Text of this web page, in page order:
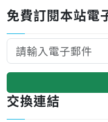
免費訂閱本站電
交換連結